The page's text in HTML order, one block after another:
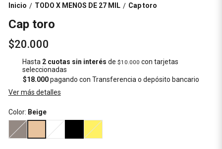
Inicio / TODO X MENOS DE 27 MIL / Cap toro
Cap toro
$20.000
Hasta 2 cuotas sin interés de $10.000 con tarjetas
seleccionadas
$18.000pagando con Transferencia o depósito bancario
Ver más detalles
Color: Beige